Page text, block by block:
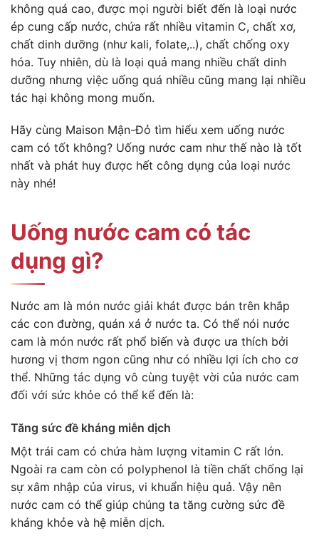
không quá cao, được mọi người biết đến là loại nước
ép cung cấp nước, chứa rất nhiều vitamin C, chất xơ,
chất dinh dưỡng (như kali, folate,..), chất chống oxy
hóa. Tuy nhiên, dù là loại quả mang nhiều chất dinh
dưỡng nhưng việc uống quá nhiều cũng mang lại nhiều
tác hại không mong muốn.
Hãy cùng Maison Mận-Đỏ tìm hiểu xem uống nước
cam có tốt không? Uống nước cam như thế nào là tốt
nhất và phát huy được hết công dụng của loại nước
này nhé!
Uống nước cam có tác
dụng gì?
Nước am là món nước giải khát được bán trên khắp
các con đường, quán xá ở nước ta. Có thể nói nước
cam là món nước rất phổ biến và được ưa thích bởi
hương vị thơm ngon cũng như có nhiều lợi ích cho cơ
thể. Những tác dụng vô cùng tuyệt vời của nước cam
đối với sức khỏe có thể kể đến là:
Tăng sức đề kháng miễn dịch
Một trái cam có chứa hàm lượng vitamin C rất lớn.
Ngoài ra cam còn có polyphenol là tiền chất chống lại
sự xâm nhập của virus, vi khuẩn hiệu quả. Vậy nên
nước cam có thể giúp chúng ta tăng cường sức đề
kháng khỏe và hệ miễn dịch.